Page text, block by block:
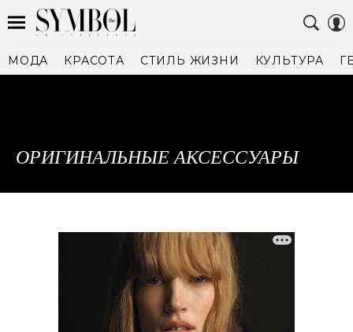
МОДА КРАСОТА СТИЛЬ ЖИЗНИ КУЛЬТУРА
ОРИГИНАЛЬНЫЕ АКСЕССУАРЫ